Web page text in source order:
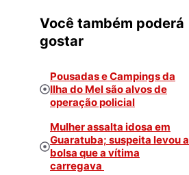
Você também poderá
gostar
Pousadas e Campings da
Ilha do Mel são alvos de
operação policial
Mulher assalta idosa em
Guaratuba; suspeita levou a
bolsa que a vítima
carregava